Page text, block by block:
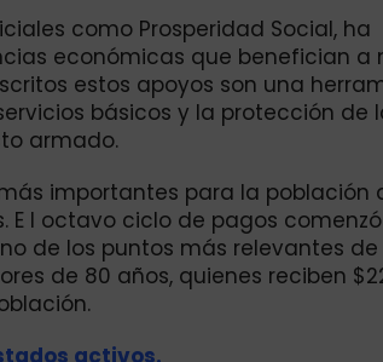
como Prosperidad Social, ha
económicas que benefician a
estos apoyos son una
básicos y la protección de
armado.
importantes para la población
l octavo ciclo de pagos
de los puntos más relevantes
de 80 años, quienes reciben
activos.